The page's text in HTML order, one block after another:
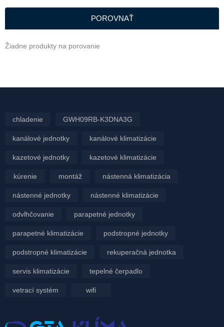
POROVNAŤ
Žiadne produkty na porovanie
chladenie GWH09RB-K3DNA3G
kanálové jednotky kanálové klimatizácie
kazetové jednotky kazetové klimatizácie
kúrenie montáž nástenná klimatizácia
nástenné jednotky nástenné klimatizácie
odvlhčovanie parapetné jednotky
parapetné klimatizácie podstropné jednotky
podstropné klimatizácie rekuperačná jednotka
servis klimatizácie tepelné čerpadlo
vetrací systém wifi